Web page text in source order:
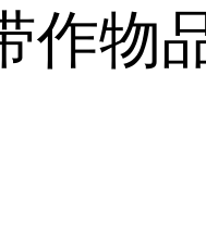
作物